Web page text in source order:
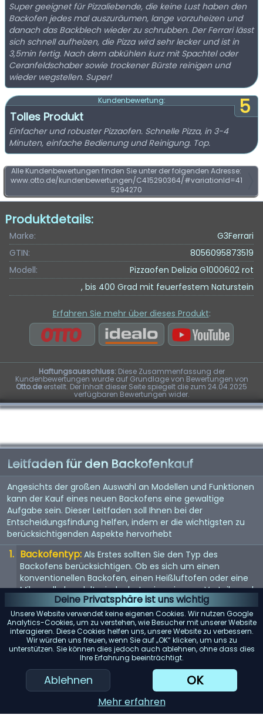
Deine Privatsphäre ist uns wichtig
Unsere Website verwendet keine eigenen Cookies. Wir nutzen Google
Analytics-Cookies, um zu verstehen, wie Besucher mit unserer Website
interagieren. Diese Cookies helfen uns, unsere Website zu verbessern.
Wir würden uns freuen, wenn Sie auf „OK“ klicken, um uns zu
unterstützen. Sie können dies jedoch auch ablehnen, ohne dass dies
Ihre Erfahrung beeinträchtigt.
Ablehnen OK
Mehr erfahren
Super geeignet für Pizzaliebende, die keine Lust haben den
Backofen jedes mal auszuräumen, lange vorzuheizen und
danach das Backblech wieder zu schrubben. Der Ferrari lässt
sich schnell aufheizen, die Pizza wird sehr lecker und ist in
3,5min fertig. Nach dem abkühlen kurz mit Spachtel oder
Ceranfeldschaber sowie trockener Bürste reinigen und
wieder wegstellen. Super!
5
Kundenbewertung:
Tolles Produkt
Einfacher und robuster Pizzaofen. Schnelle Pizza, in 3-4
Minuten, einfache Bedienung und Reinigung. Top.
Alle Kundenbewertungen finden Sie unter der folgenden Adresse:
www.otto.de/kundenbewertungen/C415290364/#variationId=41
5294270
Produktdetails:
Marke:
G3Ferrari
GTIN:
8056095873519
Modell:
Pizzaofen Delizia G1000602 rot
, bis 400 Grad mit feuerfestem Naturstein
Erfahren Sie mehr über dieses Produkt:
Haftungsausschluss:Diese Zusammenfassung der
Kundenbewertungen wurde auf Grundlage von Bewertungen von
Otto.deerstellt. Der Inhalt dieser Seite spiegelt die zum 24.04.2025
verfügbaren Bewertungen wider.
Leitfaden für den Backofenkauf
Angesichts der großen Auswahl an Modellen und Funktionen
kann der Kauf eines neuen Backofens eine gewaltige
Aufgabe sein. Dieser Leitfaden soll Ihnen bei der
Entscheidungsfindung helfen, indem er die wichtigsten zu
berücksichtigenden Aspekte hervorhebt
Backofentyp: Als Erstes sollten Sie den Typ des
Backofens berücksichtigen. Ob es sich um einen
konventionellen Backofen, einen Heißluftofen oder eine
Mikrowelle handelt - jeder hat seine eigenen Vorteile und
eignet sich für unterschiedliche Kochstile.
Größe: Die Größe des Backofens sollte sowohl Ihren
Kochanforderungen als auch dem verfügbaren Platz in
Ihrer Küche entsprechen. Messen Sie den verfügbaren
Raum und berücksichtigen Sie das Fassungsvermögen
des Backofens.
Energieeffizienz:
Achten Sie auf energieeffiziente
Modelle. Diese können zwar zunächst teurer sein, aber auf